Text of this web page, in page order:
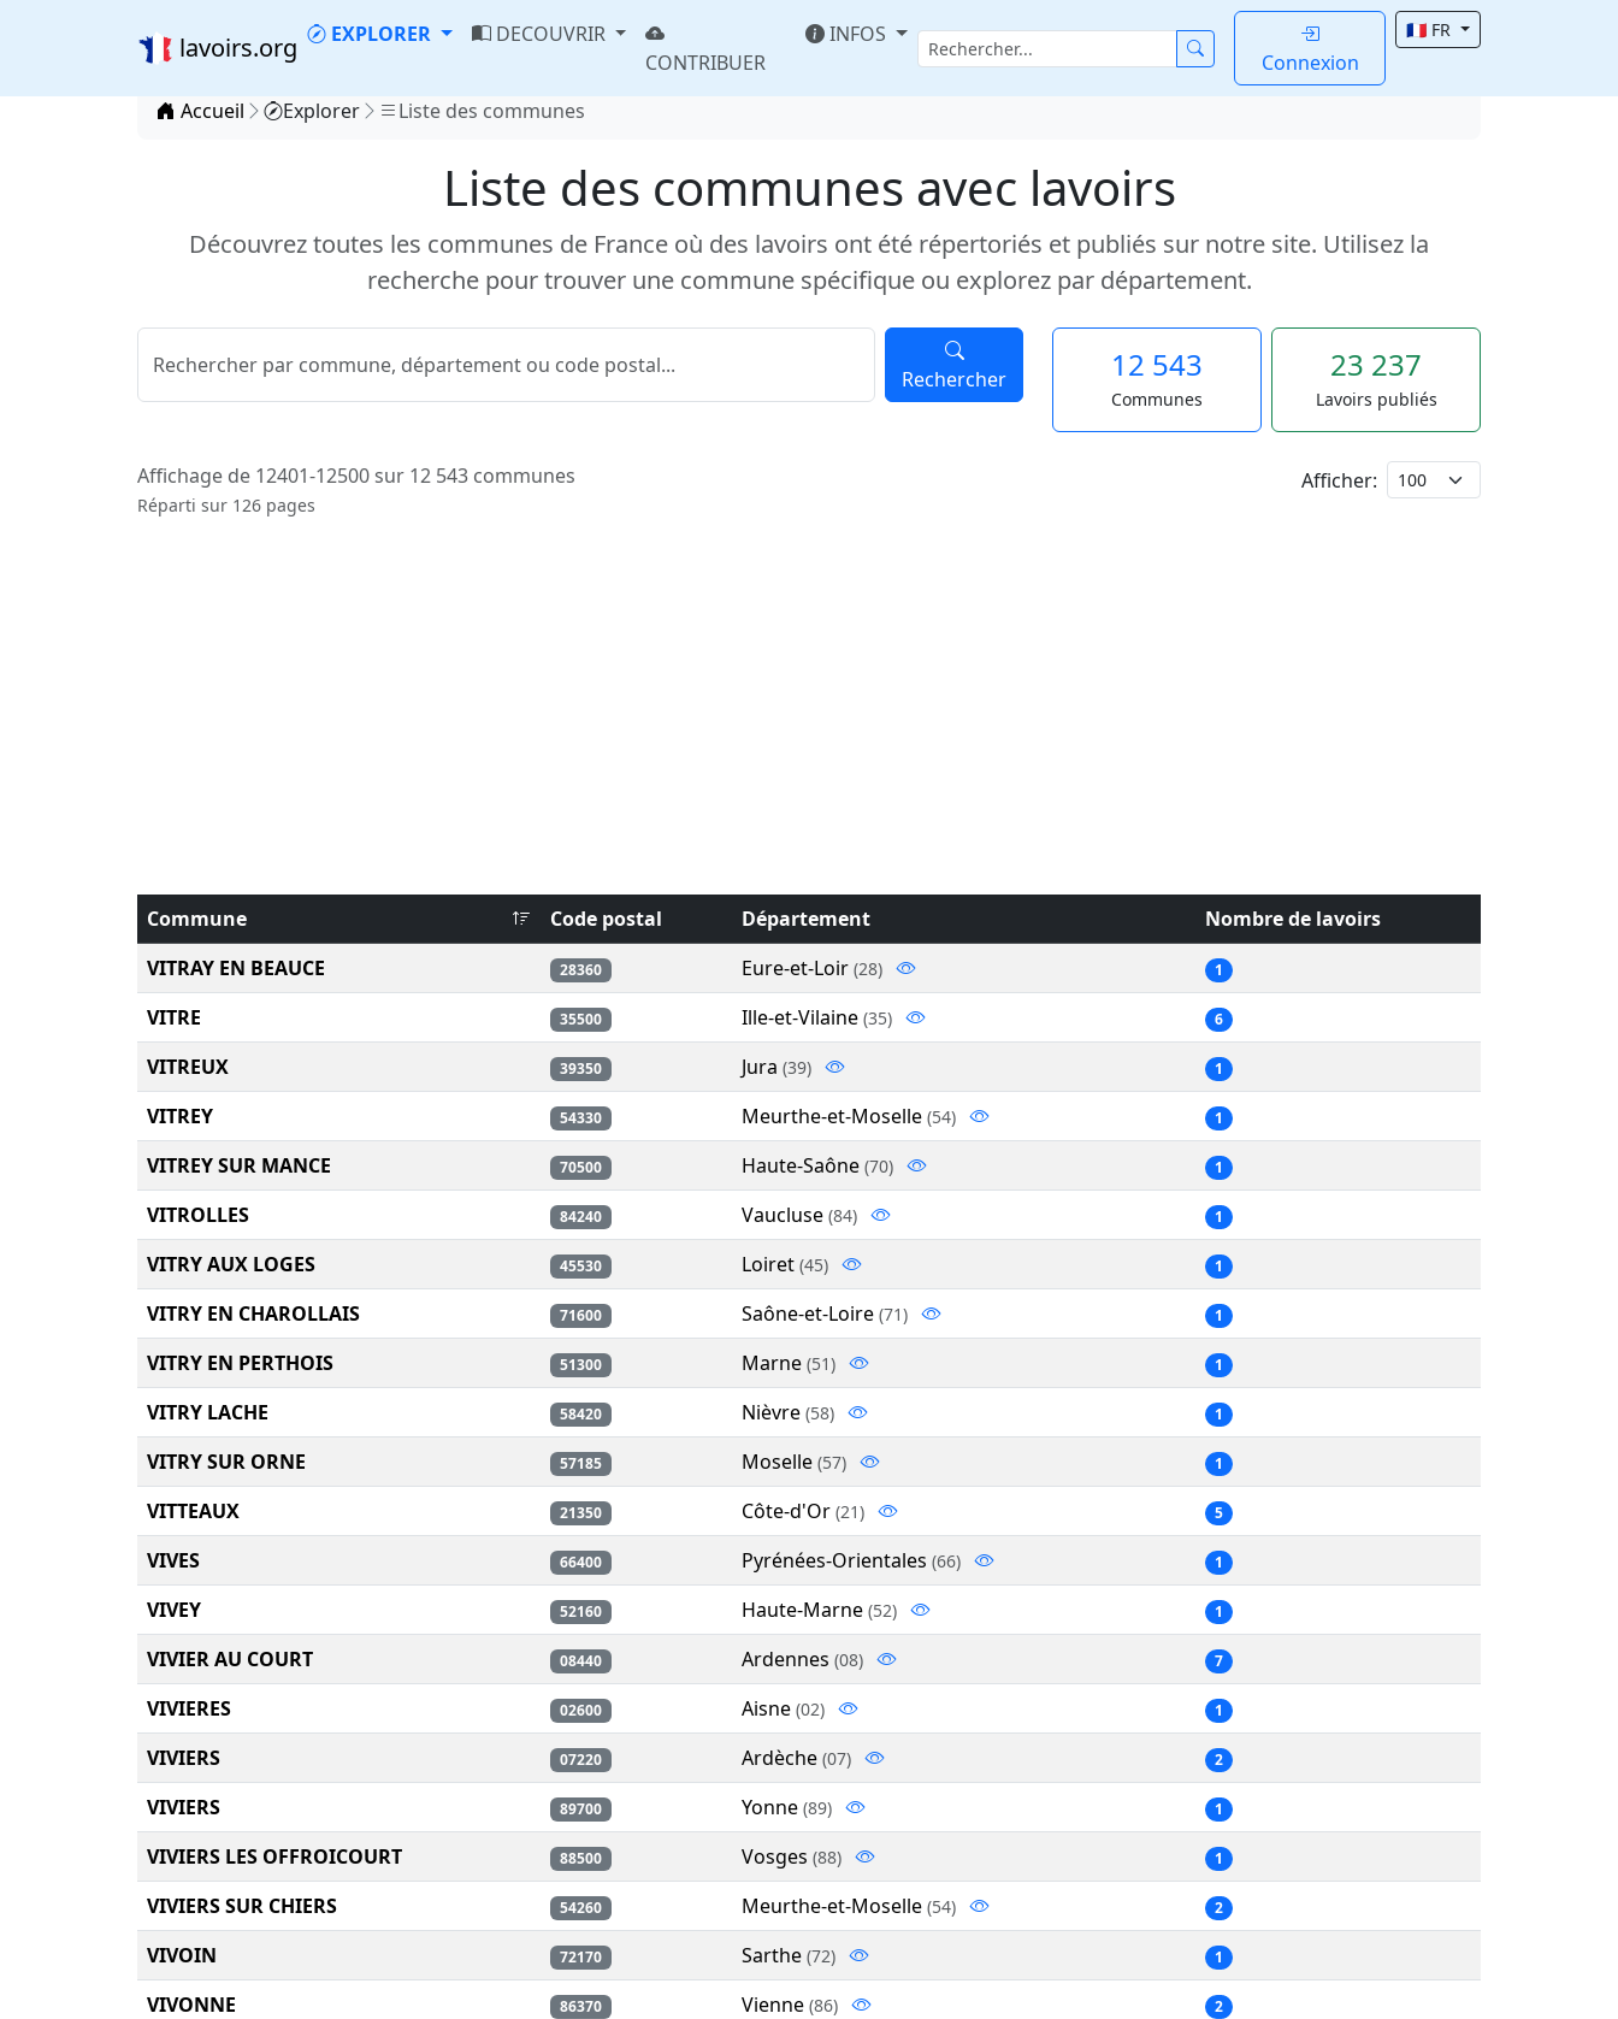
lavoirs.org EXPLORER
DECOUVRIR
CONTRIBUER
INFOS
Connexion
🇫🇷 FR
Accueil Explorer Liste des communes
Liste des communes avec lavoirs
Découvrez toutes les communes de France où des lavoirs ont été répertoriés et publiés sur notre site. Utilisez la
recherche pour trouver une commune spécifique ou explorez par département.
Rechercher 12 543
Communes
23 237
Lavoirs publiés
Affichage de 12401-12500 sur 12 543 communes
Réparti sur 126 pages
Afficher:
Commune Code postal Département
Nombre de lavoirs
VITRAY EN BEAUCE
28360 Eure-et-Loir (28) 1
VITRE 35500 Ille-et-Vilaine (35) 6
VITREUX 39350 Jura (39) 1
VITREY 54330 Meurthe-et-Moselle (54) 1
VITREY SUR MANCE 70500 Haute-Saône (70) 1
VITROLLES 84240 Vaucluse (84) 1
VITRY AUX LOGES 45530 Loiret (45) 1
VITRY EN CHAROLLAIS 71600 Saône-et-Loire (71) 1
VITRY EN PERTHOIS 51300 Marne (51) 1
VITRY LACHE 58420 Nièvre (58) 1
VITRY SUR ORNE 57185 Moselle (57) 1
VITTEAUX 21350 Côte-d'Or (21) 5
VIVES 66400 Pyrénées-Orientales (66) 1
VIVEY 52160 Haute-Marne (52) 1
VIVIER AU COURT 08440 Ardennes (08) 7
VIVIERES 02600 Aisne (02) 1
VIVIERS 07220 Ardèche (07) 2
VIVIERS 89700 Yonne (89) 1
VIVIERS LES OFFROICOURT 88500 Vosges (88) 1
VIVIERS SUR CHIERS 54260 Meurthe-et-Moselle (54) 2
VIVOIN 72170 Sarthe (72) 1
VIVONNE 86370 Vienne (86) 2